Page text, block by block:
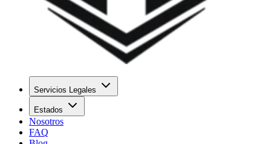
Servicios Legales
Estados
Nosotros
FAQ